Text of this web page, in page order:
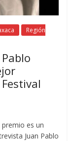
Región
es un
Juan Pablo